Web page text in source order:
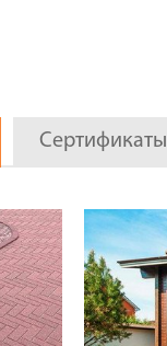
Сертификаты